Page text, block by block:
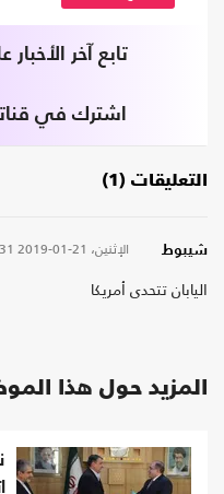
تابع آخر
اشترك في
التعليقات (1)
شيبوط الإثنين، 21-01-2019
اليابان تتحدى أمريكا
المزيد حول هذا